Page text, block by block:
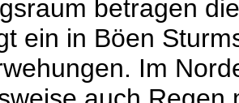
betragen
ein in Böen
Im